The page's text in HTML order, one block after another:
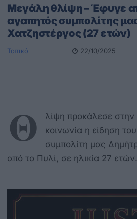
Μεγάλη θλίψη – Έφυγε
αγαπητός συμπολίτης
Χατζηστέργος (27 ετών)
Τοπικά 22/10/2025
Θ
λίψη προκάλεσε στην
κοινωνία η είδηση
συμπολίτη μας
από το Πυλί, σε ηλικία 27 ετών.